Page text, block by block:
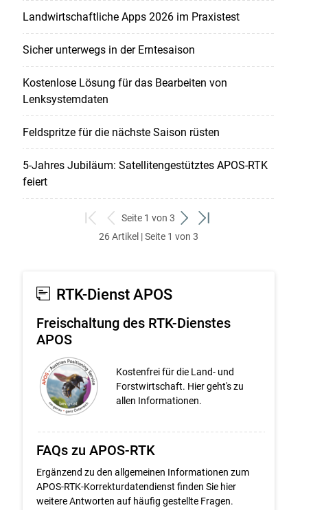
Landwirtschaftliche Apps 2026 im Praxistest
Sicher unterwegs in der Erntesaison
Kostenlose Lösung für das Bearbeiten von
Lenksystemdaten
Feldspritze für die nächste Saison rüsten
5-Jahres Jubiläum: Satellitengestütztes APOS-RTK
feiert
zum
ersten
zurück
zum
Seite 1 von 3
weiter
zum
zum
26 Artikel | Seite 1 von 3
RTK-Dienst APOS
Freischaltung des RTK-Dienstes
APOS
Kostenfrei für die Land- und
Forstwirtschaft. Hier geht's zu
allen Informationen.
FAQs zu APOS-RTK
Ergänzend zu den allgemeinen Informationen zum
APOS-RTK-Korrekturdatendienst finden Sie hier
weitere Antworten auf häufig gestellte Fragen.